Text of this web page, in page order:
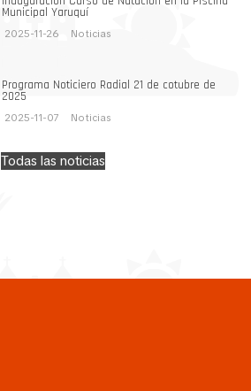
Municipal Yaruquí
2025-11-26 Noticias
Programa Noticiero Radial 21 de cotubre de
2025
2025-11-07 Noticias
Todas las noticias